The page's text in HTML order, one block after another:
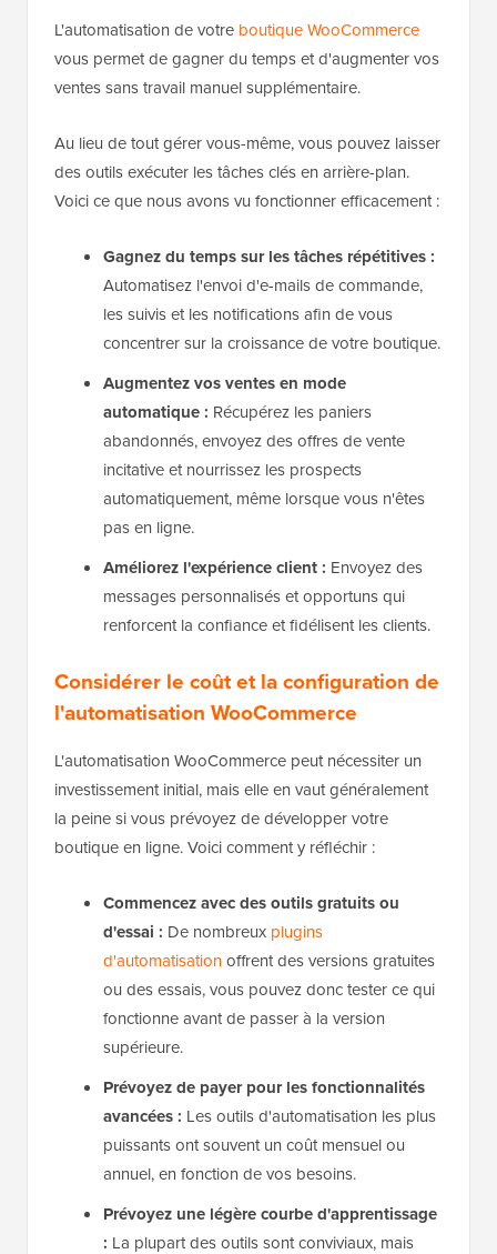
L'automatisation de votre boutique WooCommerce
vous permet de gagner du temps et d'augmenter vos
ventes sans travail manuel supplémentaire.
Au lieu de tout gérer vous-même, vous pouvez laisser
des outils exécuter les tâches clés en arrière-plan.
Voici ce que nous avons vu fonctionner efficacement :
Gagnez du temps sur les tâches répétitives :
Automatisez l'envoi d'e-mails de commande,
les suivis et les notifications afin de vous
concentrer sur la croissance de votre boutique.
Augmentez vos ventes en mode
automatique : Récupérez les paniers
abandonnés, envoyez des offres de vente
incitative et nourrissez les prospects
automatiquement, même lorsque vous n'êtes
pas en ligne.
Améliorez l'expérience client : Envoyez des
messages personnalisés et opportuns qui
renforcent la confiance et fidélisent les clients.
Considérer le coût et la configuration de
l'automatisation WooCommerce
L'automatisation WooCommerce peut nécessiter un
investissement initial, mais elle en vaut généralement
la peine si vous prévoyez de développer votre
boutique en ligne. Voici comment y réfléchir :
Commencez avec des outils gratuits ou
d'essai : De nombreux plugins
d'automatisationoffrent des versions gratuites
ou des essais, vous pouvez donc tester ce qui
fonctionne avant de passer à la version
supérieure.
Prévoyez de payer pour les fonctionnalités
avancées : Les outils d'automatisation les plus
puissants ont souvent un coût mensuel ou
annuel, en fonction de vos besoins.
Prévoyez une légère courbe d'apprentissage
: La plupart des outils sont conviviaux, mais